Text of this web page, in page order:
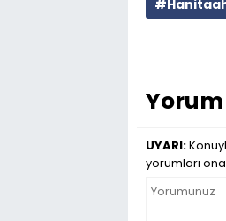
Yorum
UYARI:
yorumları